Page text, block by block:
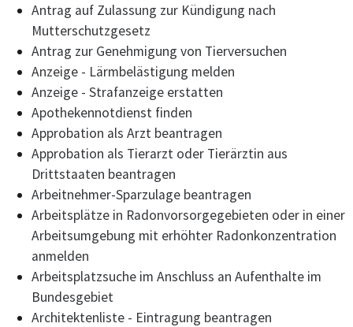
Antrag auf Zulassung zur Kündigung nach
Mutterschutzgesetz
Antrag zur Genehmigung von Tierversuchen
Anzeige - Lärmbelästigung melden
Anzeige - Strafanzeige erstatten
Apothekennotdienst finden
Approbation als Arzt beantragen
Approbation als Tierarzt oder Tierärztin aus
Drittstaaten beantragen
Arbeitnehmer-Sparzulage beantragen
Arbeitsplätze in Radonvorsorgegebieten oder in einer
Arbeitsumgebung mit erhöhter Radonkonzentration
anmelden
Arbeitsplatzsuche im Anschluss an Aufenthalte im
Bundesgebiet
Architektenliste - Eintragung beantragen